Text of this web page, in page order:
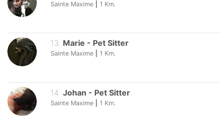
Sainte Maxime 1 Km.
13. Marie - Pet Sitter
Sainte Maxime 1 Km.
14 Johan - Pet Sitter
Sainte Maxime 1 Km.